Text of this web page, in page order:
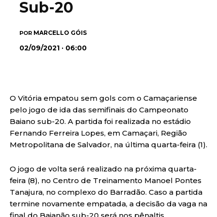
Sub-20
POR MARCELLO GÓIS
02/09/2021 · 06:00
O Vitória empatou sem gols com o Camaçariense
pelo jogo de ida das semifinais do Campeonato
Baiano sub-20. A partida foi realizada no estádio
Fernando Ferreira Lopes, em Camaçari, Região
Metropolitana de Salvador, na última quarta-feira (1).
O jogo de volta será realizado na próxima quarta-
feira (8), no Centro de Treinamento Manoel Pontes
Tanajura, no complexo do Barradão. Caso a partida
termine novamente empatada, a decisão da vaga na